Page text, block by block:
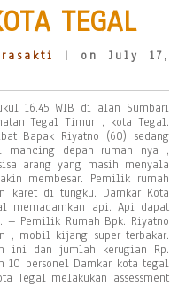
TEGAL
| on July 17,
16.45 WIB di alan Sumbari
Tegal Timur , kota Tegal.
Bapak Riyatno (60) sedang
depan rumah nya ,
arang yang masih menyala
membesar. Pemilik rumah
karet di tungku. Damkar Kota
memadamkan api. Api dapat
– Pemilik Rumah Bpk. Riyatno
, mobil kijang super terbakar.
ini dan jumlah kerugian Rp.
personel Damkar kota tegal
Tegal melakukan assessment